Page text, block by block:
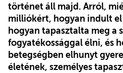
történet áll majd. Arról,
milliókért, hogyan indult
hogyan tapasztalta meg a
fogyatékossággal élni, és
betegségben elhunyt
életének, személyes